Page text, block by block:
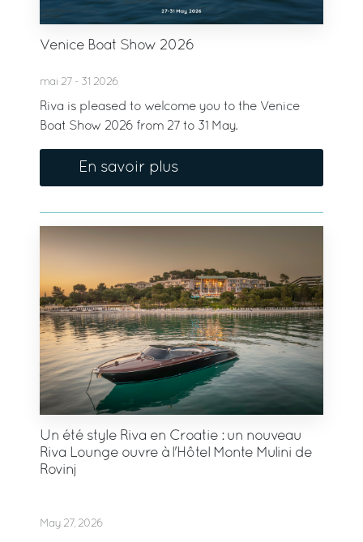
Venice Boat Show 2026
mai 27 - 31 2026
Riva is pleased to welcome you to the Venice
Boat Show 2026 from 27 to 31 May.
En savoir plus
Un été style Riva en Croatie : un nouveau
Riva Lounge ouvre à l'Hôtel Monte Mulini de
Rovinj
May 27, 2026